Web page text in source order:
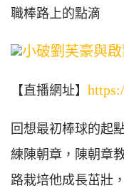
職棒路上的點滴
【直播網址】
回想最初棒球的起
練陳朝章，陳朝章
路栽培他成長茁壯